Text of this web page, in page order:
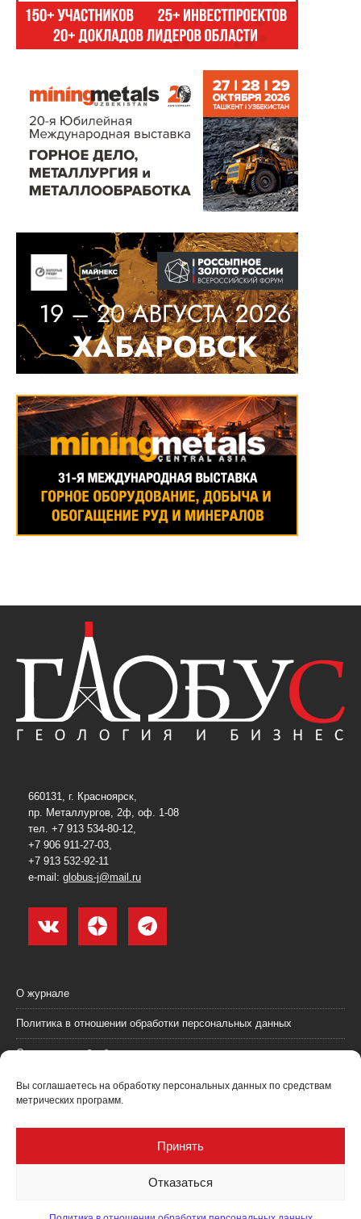
Вы соглашаетесь на обработку персональных данных по средствам
метрических программ.
Принять
Отказаться
660131, г. Красноярск,
пр. Металлургов, 2ф, оф. 1-08
тел. +7 913 534-80-12,
+7 906 911-27-03,
+7 913 532-92-11
e-mail: globus-j@mail.ru
О журнале
Политика в отношении обработки персональных данных
Согласие на обработку персональных данных
Пользовательское соглашение (оферта)